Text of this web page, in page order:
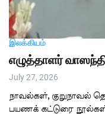
இலக்கியம்
எழுத்தாளர்
July 27, 2026
நாவல்கள், குறுநாவல்
பயணக் கட்டுரை